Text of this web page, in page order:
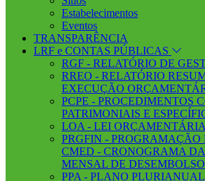
Estabelecimentos
Eventos
TRANSPARÊNCIA
LRF e CONTAS PÚBLICAS
RGF - RELATÓRIO DE
RREO - RELATÓRIO
EXECUÇÃO
PCPE - PROCEDIMENTOS
PATRIMONIAIS E
LOA - LEI
PRGFIN - PROGRAMAÇÃO
CMED - CRONOGRAMA
MENSAL DE DESEMBOLSO
PPA - PLANO PLURIANUAL